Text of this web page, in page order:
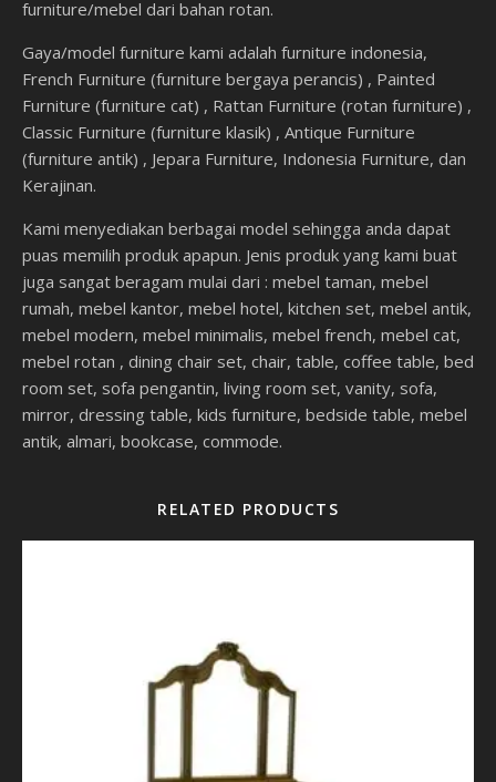
furniture/mebel dari bahan rotan.
Gaya/model furniture kami adalah furniture indonesia,
French Furniture (furniture bergaya perancis) , Painted
Furniture (furniture cat) , Rattan Furniture (rotan furniture) ,
Classic Furniture (furniture klasik) , Antique Furniture
(furniture antik) , Jepara Furniture, Indonesia Furniture, dan
Kerajinan.
Kami menyediakan berbagai model sehingga anda dapat
puas memilih produk apapun. Jenis produk yang kami buat
juga sangat beragam mulai dari : mebel taman, mebel
rumah, mebel kantor, mebel hotel, kitchen set, mebel antik,
mebel modern, mebel minimalis, mebel french, mebel cat,
mebel rotan , dining chair set, chair, table, coffee table, bed
room set, sofa pengantin, living room set, vanity, sofa,
mirror, dressing table, kids furniture, bedside table, mebel
antik, almari, bookcase, commode.
RELATED PRODUCTS